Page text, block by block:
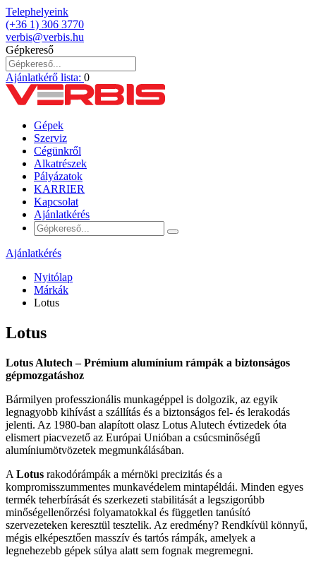
Telephelyeink
(+36 1) 306 3770
verbis@verbis.hu
Gépkereső
Ajánlatkérő lista: 0
Gépek
Szerviz
Cégünkről
Alkatrészek
Pályázatok
KARRIER
Kapcsolat
Ajánlatkérés
Ajánlatkérés
Nyitólap
Márkák
Lotus
Lotus
Lotus Alutech – Prémium alumínium rámpák a biztonságos
gépmozgatáshoz
Bármilyen professzionális munkagéppel is dolgozik, az egyik
legnagyobb kihívást a szállítás és a biztonságos fel- és lerakodás
jelenti. Az 1980-ban alapított olasz Lotus Alutech évtizedek óta
elismert piacvezető az Európai Unióban a csúcsminőségű
alumíniumötvözetek megmunkálásában.
A Lotus rakodórámpák a mérnöki precizitás és a
kompromisszummentes munkavédelem mintapéldái. Minden egyes
termék teherbírását és szerkezeti stabilitását a legszigorúbb
minőségellenőrzési folyamatokkal és független tanúsító
szervezeteken keresztül tesztelik. Az eredmény? Rendkívül könnyű,
mégis elképesztően masszív és tartós rámpák, amelyek a
legnehezebb gépek súlya alatt sem fognak megremegni.